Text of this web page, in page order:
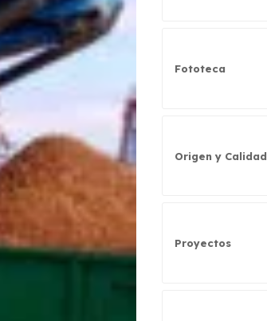
Fototeca
Origen y Calidad
Proyectos